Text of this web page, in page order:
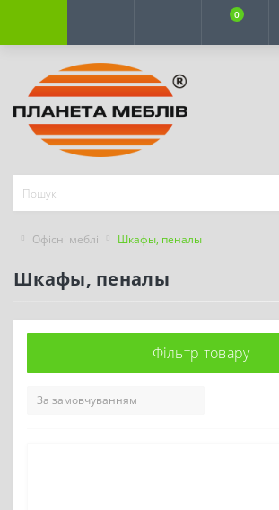
0
Офісні меблі Шкафы, пеналы
Шкафы, пеналы
Фільтр товару